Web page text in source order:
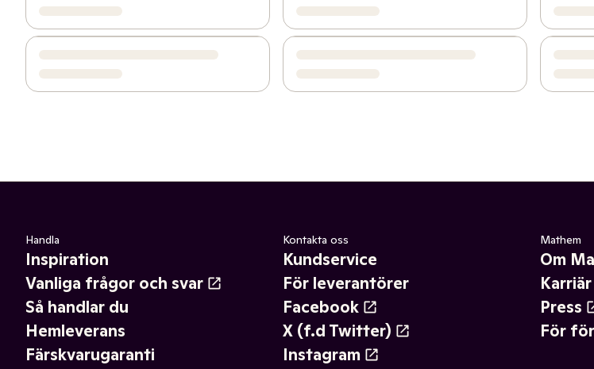
Handla
Inspiration
Vanliga frågor och svar
Så handlar du
Hemleverans
Färskvarugaranti
Kontakta oss
Kundservice
För leverantörer
Facebook
X (f.d Twitter)
Instagram
Mathem
Om
Karriär
Press
För